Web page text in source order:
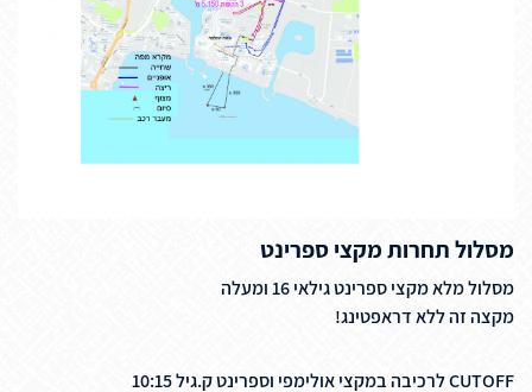
מסלול תחרות מקצי ספרינט
מסלול מלא מקצי ספרינט גילאי 16 ומעלה
מקצה זה ללא דראפטינג!
CUTOFF לרכיבה במקצי אולימפי וספרינט ק.גיל 10:15